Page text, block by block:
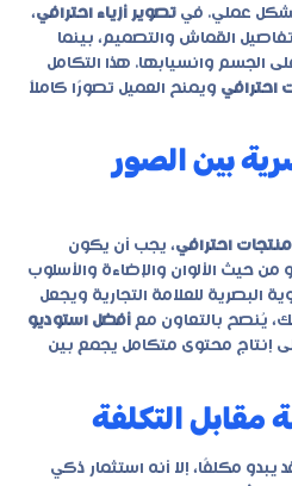
عملي. في تصوير أزياء احترافي،
القماش والتصميم، بينما
الجسم وانسيابها. هذا التكامل
احترافي ويمنح العميل تصورًا كاملاً
بين الصور
احترافي، يجب أن يكون
من حيث الألوان والإضاءة والأسلوب
البصرية للعلامة التجارية ويجعل
يُنصح بالتعاون مع أفضل استوديو
إنتاج محتوى متكامل يجمع بين
التكلفة
مكلفًا، إلا أنه استثمار ذكي